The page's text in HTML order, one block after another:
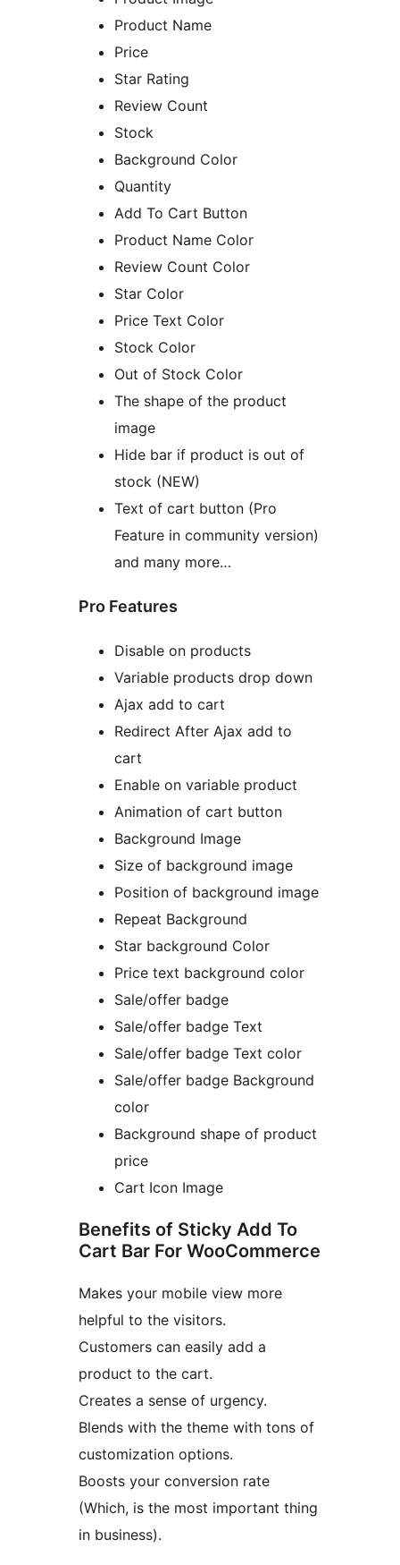
Product Name
Price
Star Rating
Review Count
Stock
Background Color
Quantity
Add To Cart Button
Product Name Color
Review Count Color
Star Color
Price Text Color
Stock Color
Out of Stock Color
The shape of the product
image
Hide bar if product is out of
stock (NEW)
Text of cart button (Pro
Feature in community version)
and many more…
Pro Features
Disable on products
Variable products drop down
Ajax add to cart
Redirect After Ajax add to
cart
Enable on variable product
Animation of cart button
Background Image
Size of background image
Position of background image
Repeat Background
Star background Color
Price text background color
Sale/offer badge
Sale/offer badge Text
Sale/offer badge Text color
Sale/offer badge Background
color
Background shape of product
price
Cart Icon Image
Benefits of Sticky Add To
Cart Bar For WooCommerce
Makes your mobile view more
helpful to the visitors.
Customers can easily add a
product to the cart.
Creates a sense of urgency.
Blends with the theme with tons of
customization options.
Boosts your conversion rate
(Which, is the most important thing
in business).